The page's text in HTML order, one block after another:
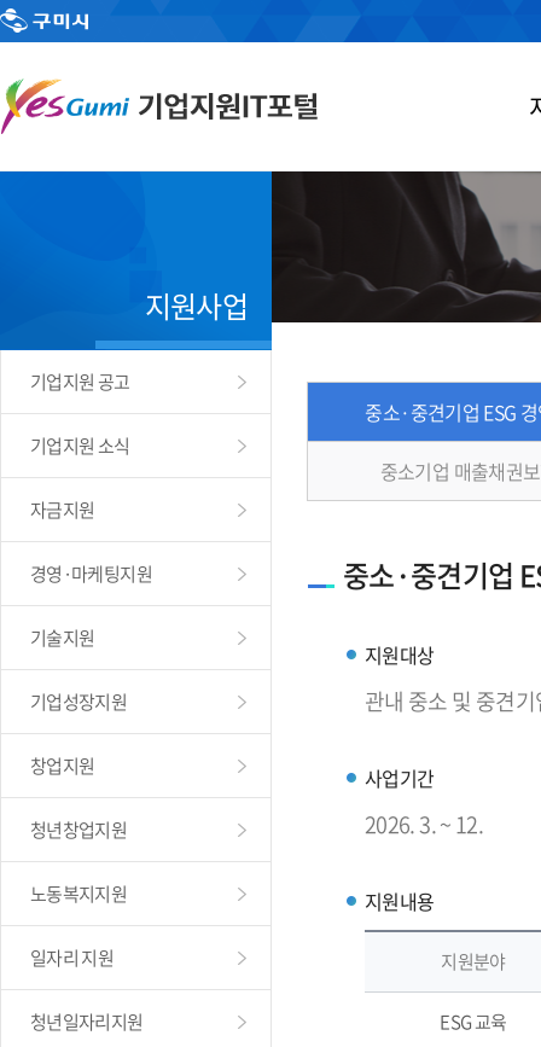
지원사업
기업지원 공고
기업지원 소식
자금지원
경영·마케팅지원
기술지원
기업성장지원
창업지원
청년창업지원
노동복지지원
일자리 지원
청년일자리지원
중소·중견기업 ESG
중소기업 매출채권
중소·중견기업
지원대상
관내 중소 및 중견
사업기간
2026. 3. ~ 12.
지원내용
지원분야
ESG 교육